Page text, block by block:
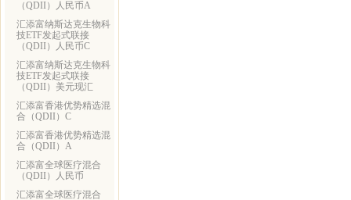
（QDII）人民币A
汇添富纳斯达克生物科
技ETF发起式联接
（QDII）人民币C
汇添富纳斯达克生物科
技ETF发起式联接
（QDII）美元现汇
汇添富香港优势精选混
合（QDII）C
汇添富香港优势精选混
合（QDII）A
汇添富全球医疗混合
（QDII）人民币
汇添富全球医疗混合